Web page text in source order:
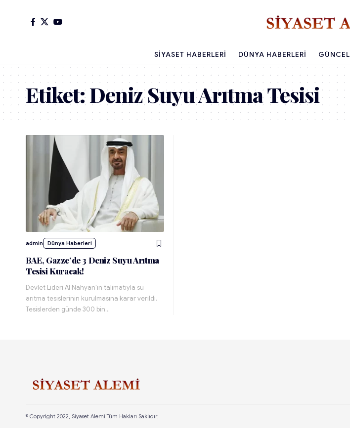
SIYASET HABERLERI DÜNYA HABERLERI GÜNCEL
Etiket:Deniz Suyu Arıtma Tesisi
admin Dünya Haberleri
BAE, Gazze’de 3 Deniz Suyu Arıtma
Tesisi Kuracak!
Devlet Lideri Al Nahyan'ın talimatıyla su
arıtma tesislerinin kurulmasına karar verildi.
Tesislerden günde 300 bin…
© Copyright 2022, Siyaset Alemi Tüm Hakları Saklıdır.